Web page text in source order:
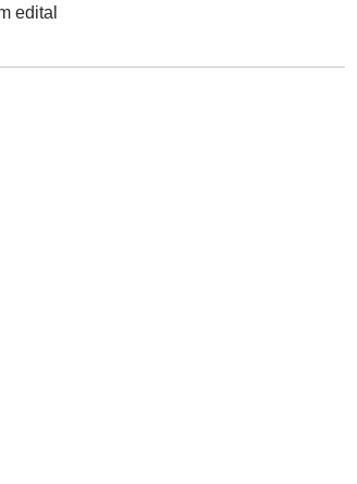
edital